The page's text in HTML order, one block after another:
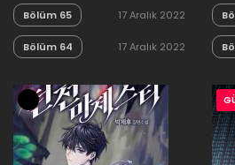
Bölüm 65 17 Aralık 2022
Bölüm 64 17 Aralık 2022